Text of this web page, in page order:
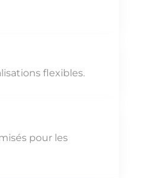
flexibles.
pour les